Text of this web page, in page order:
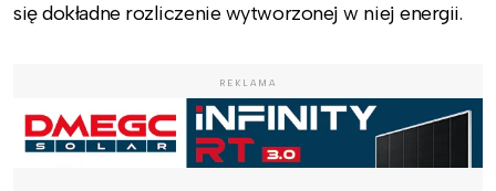
się dokładne rozliczenie wytworzonej w niej energii.
REKLAMA